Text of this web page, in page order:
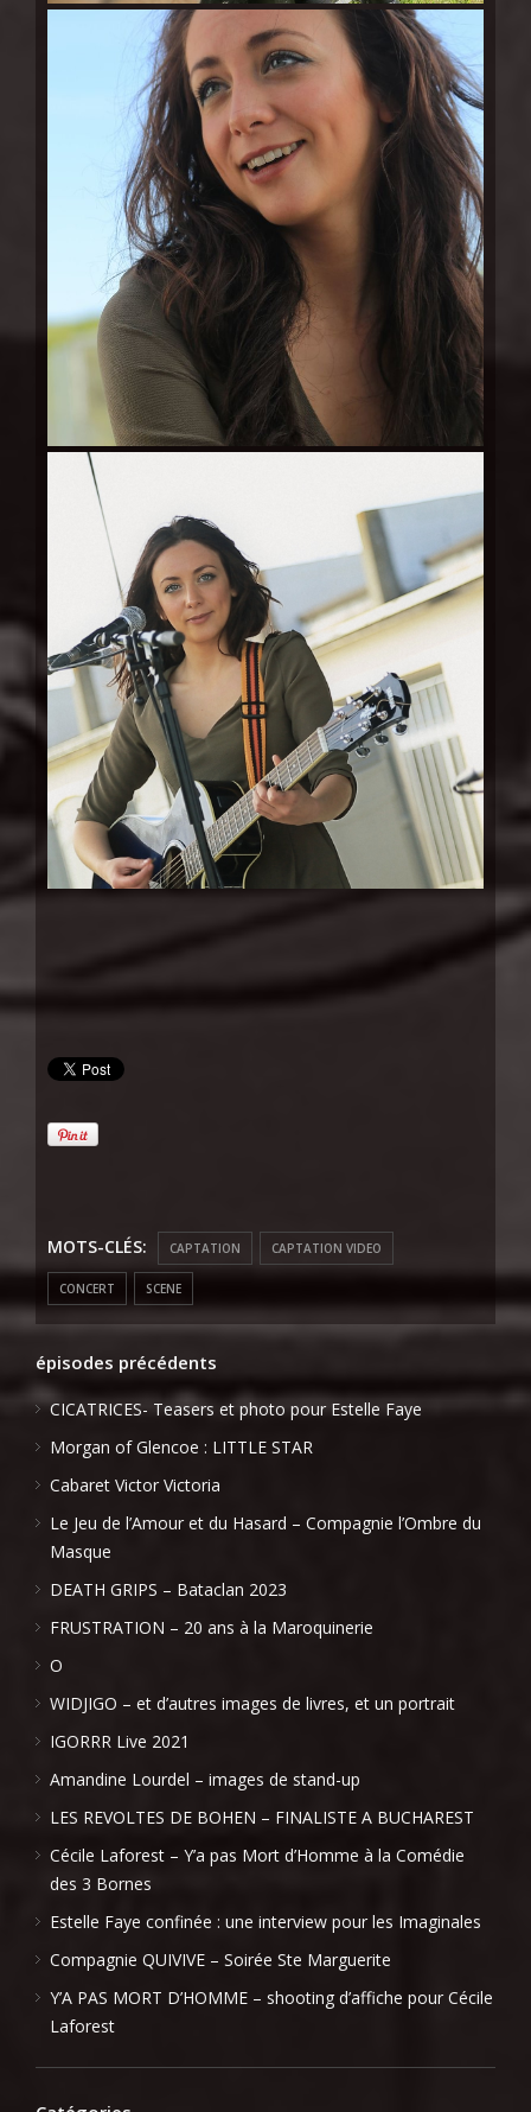
MOTS-CLÉS: CAPTATION CAPTATION VIDEO
CONCERT SCENE
épisodes précédents
CICATRICES- Teasers et photo pour Estelle Faye
Morgan of Glencoe : LITTLE STAR
Cabaret Victor Victoria
Le Jeu de l’Amour et du Hasard – Compagnie l’Ombre du
Masque
DEATH GRIPS – Bataclan 2023
FRUSTRATION – 20 ans à la Maroquinerie
O
WIDJIGO – et d’autres images de livres, et un portrait
IGORRR Live 2021
Amandine Lourdel – images de stand-up
LES REVOLTES DE BOHEN – FINALISTE A BUCHAREST
Cécile Laforest – Y’a pas Mort d’Homme à la Comédie
des 3 Bornes
Estelle Faye confinée : une interview pour les Imaginales
Compagnie QUIVIVE – Soirée Ste Marguerite
Y’A PAS MORT D’HOMME – shooting d’affiche pour Cécile
Laforest